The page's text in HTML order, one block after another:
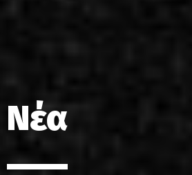
TOURS
Νέα